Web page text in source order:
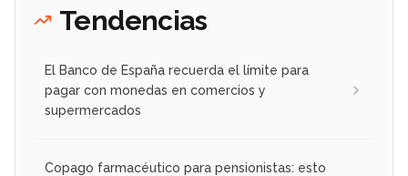
Tendencias
El Banco de España recuerda el límite para
pagar con monedas en comercios y
supermercados
Copago farmacéutico para pensionistas: esto